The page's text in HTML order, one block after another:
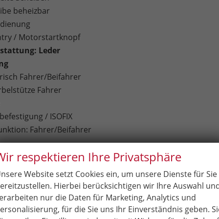
beheizbar
/ Motorstartknopf
Leder
Fahrer/Beifahrer
Fahrer
/ ISOFIX
Fahrer/Beifahrer
Soundsystem
Europa
über Bluetooth
Radioempfang)
respektieren Ihre Privatsphäre
Website setzt Cookies ein, um unsere Dienste für Sie
Hierbei berücksichtigen wir Ihre Auswahl
nur die Daten für Marketing, Analytics und
für die Sie uns Ihr Einverständnis geben.